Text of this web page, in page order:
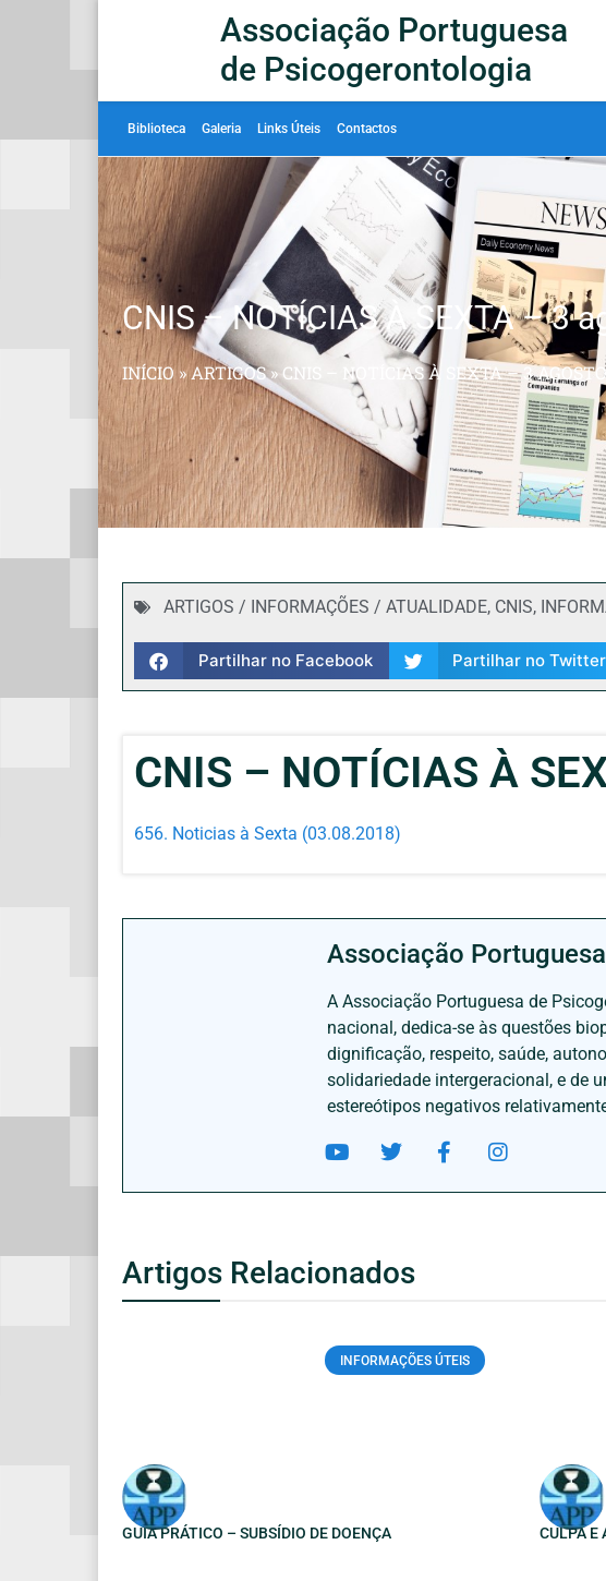
Associação Portuguesa
de Psicogerontologia
Biblioteca Galeria Links Úteis Contactos
CNIS – NOTÍCIAS À SEXTA – 3
INÍCIO»ARTIGOS» CNIS – NOTÍCIAS À SEXTA – 3
ARTIGOS / INFORMAÇÕES / ATUALIDADE, CNIS,
Partilhar no Facebook Partilhar no Twitter
CNIS – NOTÍCIAS À
656. Noticias à Sexta (03.08.2018)
Associação
A Associação Portuguesa de
nacional, dedica-se às questões
dignificação, respeito, saúde,
solidariedade intergeracional, e de
estereótipos negativos
Artigos Relacionados
INFORMAÇÕES ÚTEIS
GUIA PRÁTICO – SUBSÍDIO DE DOENÇA CULPA